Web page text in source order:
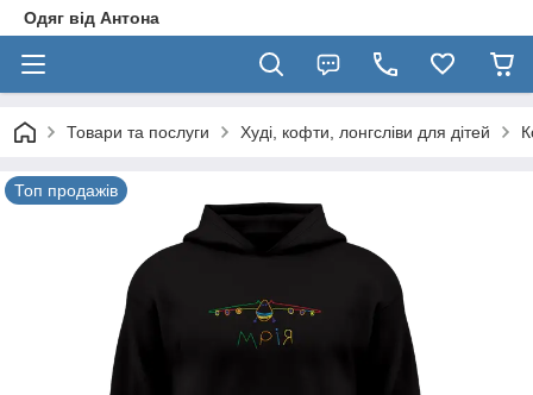
Одяг від Антона
Товари та послуги Худі, кофти, лонгсліви для дітей
Топ продажів